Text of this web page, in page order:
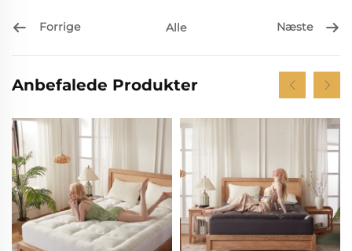
Forrige Alle Næste
Anbefalede Produkter